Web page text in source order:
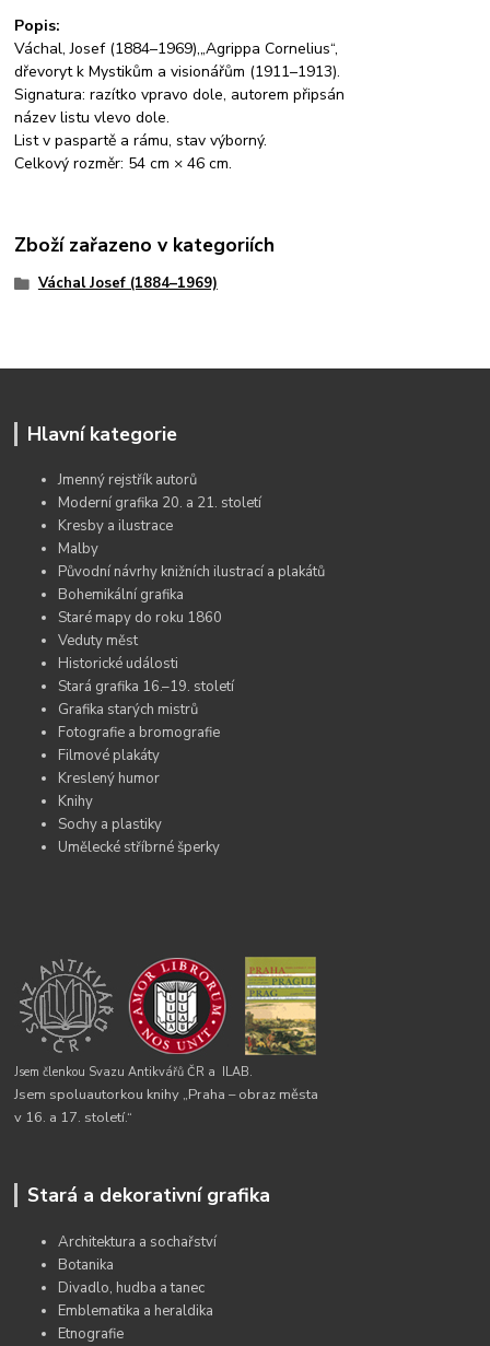
Popis:
Váchal, Josef (1884–1969),„Agrippa Cornelius“,
dřevoryt k Mystikům a visionářům (1911–1913).
Signatura: razítko vpravo dole, autorem připsán
název listu vlevo dole.
List v paspartě a rámu, stav výborný.
Celkový rozměr: 54 cm × 46 cm.
Zboží zařazeno v kategoriích
Váchal Josef (1884–1969)
Hlavní kategorie
Jmenný rejstřík autorů
Moderní grafika 20. a 21. století
Kresby a ilustrace
Malby
Původní návrhy knižních ilustrací a plakátů
Bohemikální grafika
Staré mapy do roku 1860
Veduty měst
Historické události
Stará grafika 16.–19. století
Grafika starých mistrů
Fotografie a bromografie
Filmové plakáty
Kreslený humor
Knihy
Sochy a plastiky
Umělecké stříbrné šperky
Jsem členkou Svazu Antikvářů ČR a ILAB.
Jsem spoluautorkou knihy „Praha – obraz města
v 16. a 17. století.“
Stará a dekorativní grafika
Architektura a sochařství
Botanika
Divadlo, hudba a tanec
Emblematika a heraldika
Etnografie